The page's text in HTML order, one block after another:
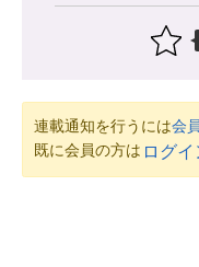
連載通知を行うには会
既に会員の方は ログイ